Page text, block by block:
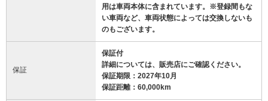
用は車両本体に含まれています。※登録間もな
い車両など、車両状態によっては交換しないも
のもございます。
保証
保証付
詳細については、販売店にご確認ください。
保証期限：2027年10月
保証距離：60,000km